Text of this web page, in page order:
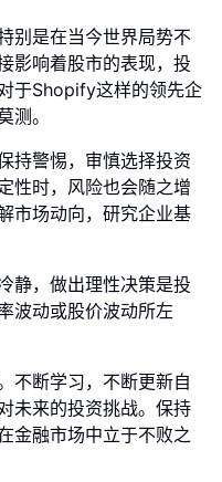
别是在当今世界局势不
影响着股市的表现，投
于Shopify这样的领先企
测。
持警惕，审慎选择投资
性时，风险也会随之增
市场动向，研究企业基
静，做出理性决策是投
波动或股价波动所左
不断学习，不断更新自
未来的投资挑战。保持
金融市场中立于不败之